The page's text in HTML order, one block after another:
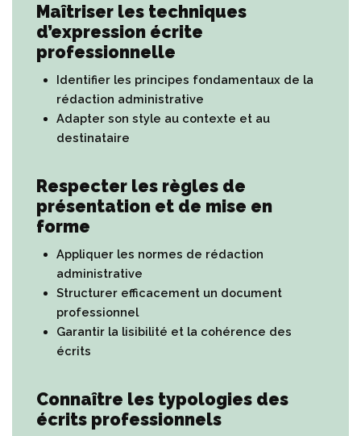
Maîtriser les techniques
d’expression écrite
professionnelle
Identifier les principes fondamentaux de la
rédaction administrative
Adapter son style au contexte et au
destinataire
Respecter les règles de
présentation et de mise en
forme
Appliquer les normes de rédaction
administrative
Structurer efficacement un document
professionnel
Garantir la lisibilité et la cohérence des
écrits
Connaître les typologies des
écrits professionnels